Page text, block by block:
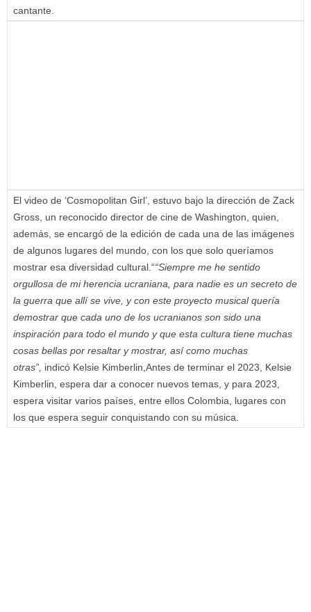
cantante.
El video de ‘Cosmopolitan Girl’, estuvo bajo la dirección de Zack
Gross, un reconocido director de cine de Washington, quien,
además, se encargó de la edición de cada una de las imágenes
de algunos lugares del mundo, con los que solo queríamos
mostrar esa diversidad cultural.““Siempre me he sentido
orgullosa de mi herencia ucraniana, para nadie es un secreto de
la guerra que allí se vive, y con este proyecto musical quería
demostrar que cada uno de los ucranianos son sido una
inspiración para todo el mundo y que esta cultura tiene muchas
cosas bellas por resaltar y mostrar, así como muchas
otras”, indicó Kelsie Kimberlin,Antes de terminar el 2023, Kelsie
Kimberlin, espera dar a conocer nuevos temas, y para 2023,
espera visitar varios países, entre ellos Colombia, lugares con
los que espera seguir conquistando con su música.